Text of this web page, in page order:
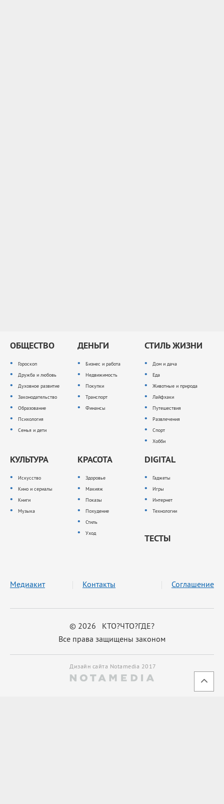
ОБЩЕСТВО
Гороскоп
Дружба и любовь
Духовное развитие
Законодательство
Образование
Психология
Семья и дети
ДЕНЬГИ
Бизнес и работа
Недвижимость
Покупки
Транспорт
Финансы
СТИЛЬ ЖИЗНИ
Дом и дача
Еда
Животные и природа
Лайфхаки
Путешествия
Развлечения
Спорт
Хобби
КУЛЬТУРА
Искусство
Кино и сериалы
Книги
Музыка
КРАСОТА
Здоровье
Макияж
Показы
Похудение
Стиль
Уход
DIGITAL
Гаджеты
Игры
Интернет
Технологии
ТЕСТЫ
© 2026 КТО?ЧТО?ГДЕ?
Все права защищены законом
Медиакит Контакты Соглашение
Дизайн сайта Notamedia 2017